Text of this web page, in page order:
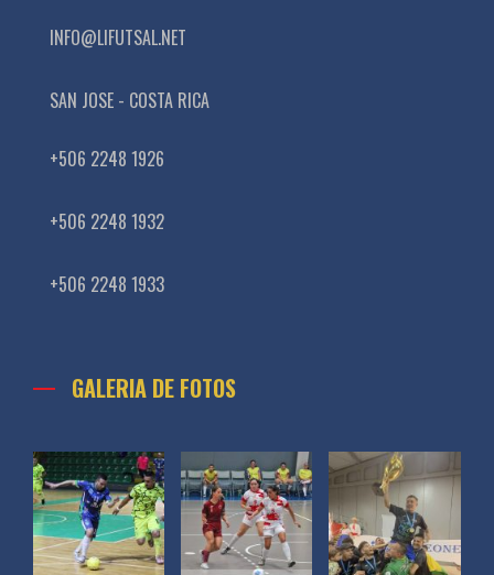
INFO@LIFUTSAL.NET
SAN JOSE - COSTA RICA
+506 2248 1926
+506 2248 1932
+506 2248 1933
GALERIA DE FOTOS